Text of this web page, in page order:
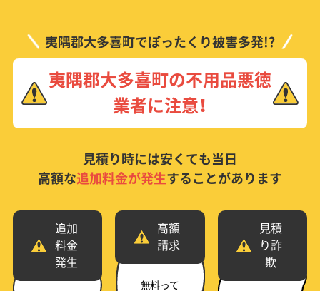
夷隅郡大多喜町でぼったくり被害多発!?
夷隅郡大多喜町の不用品悪徳
業者に注意！
見積り時には安くても当日
高額な追加料金が発生することがあります
追加
料金
発生
高額
請求
無料って
見積
り詐
欺